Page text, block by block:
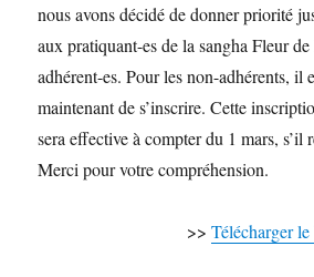
nous avons décidé de donner priorité
aux pratiquant-es de la sangha Fleur
adhérent-es. Pour les non-adhérents, il
maintenant de s’inscrire. Cette
sera effective à compter du 1 mars, s’il
Merci pour votre compréhension.
>> Télécharger